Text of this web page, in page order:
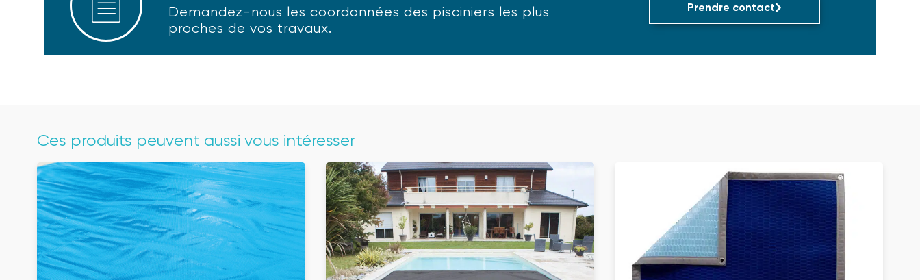
Demandez-nous les coordonnées des pisciniers les plus
proches de vos travaux.
Prendre contact
Ces produits peuvent aussi vous intéresser